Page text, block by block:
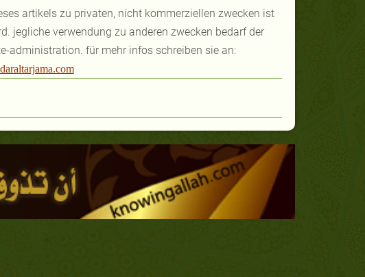
artikels zu privaten, nicht kommerziellen zwecken ist
jegliche verwendung zu anderen zwecken bedarf der
administration. für mehr infos schreiben sie an: